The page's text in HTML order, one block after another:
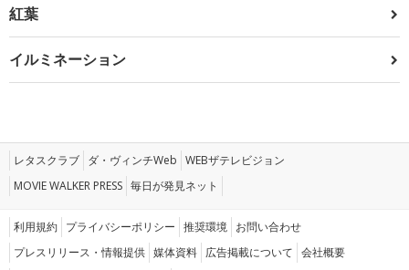
紅葉
イルミネーション
レタスクラブ ダ・ヴィンチWeb WEBザテレビジョン
MOVIE WALKER PRESS 毎日が発見ネット
利用規約 プライバシーポリシー 推奨環境 お問い合わせ
プレスリリース・情報提供 媒体資料 広告掲載について 会社概要